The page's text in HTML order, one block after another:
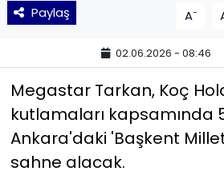
Paylaş A-
02.06.2026 - 08:46
Megastar Tarkan, Koç
kutlamaları kapsamında
Ankara'daki 'Başkent
sahne alacak.
SPOR
TEKNOLOJİ
Yaşam
YEREL POLİTİKA
YEREL YÖNETİMLER